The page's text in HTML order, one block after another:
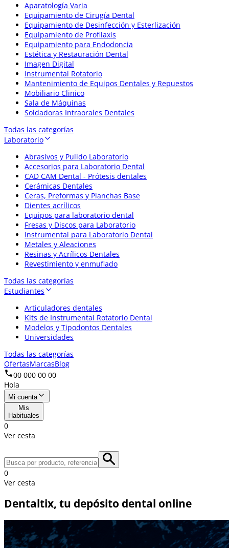
Aparatología Varia
Equipamiento de Cirugía Dental
Equipamiento de Desinfección y Esterlización
Equipamiento de Profilaxis
Equipamiento para Endodoncia
Estética y Restauración Dental
Imagen Digital
Instrumental Rotatorio
Mantenimiento de Equipos Dentales y Repuestos
Mobiliario Clinico
Sala de Máquinas
Soldadoras Intraorales Dentales
Todas las categorías
Laboratorio
Abrasivos y Pulido Laboratorio
Accesorios para Laboratorio Dental
CAD CAM Dental - Prótesis dentales
Cerámicas Dentales
Ceras, Preformas y Planchas Base
Dientes acrílicos
Equipos para laboratorio dental
Fresas y Discos para Laboratorio
Instrumental para Laboratorio Dental
Metales y Aleaciones
Resinas y Acrílicos Dentales
Revestimiento y enmuflado
Todas las categorías
Estudiantes
Articuladores dentales
Kits de Instrumental Rotatorio Dental
Modelos y Tipodontos Dentales
Universidades
Todas las categorías
OfertasMarcasBlog
00 000 00 00
Hola
Mi cuenta
Mis
Habituales
0
Ver cesta
0
Ver cesta
Dentaltix, tu depósito dental online